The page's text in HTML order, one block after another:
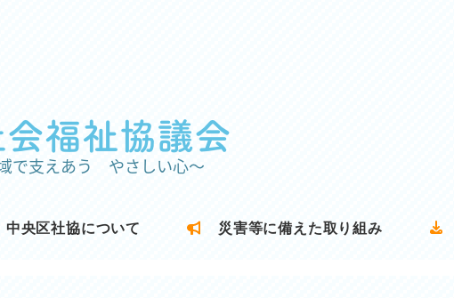
中央区社協について 災害等に備えた取り組み